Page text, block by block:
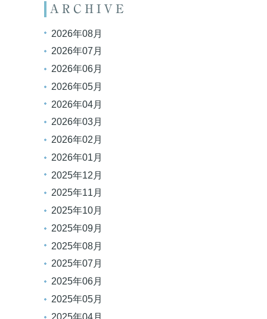
ARCHIVE
2026年08月
2026年07月
2026年06月
2026年05月
2026年04月
2026年03月
2026年02月
2026年01月
2025年12月
2025年11月
2025年10月
2025年09月
2025年08月
2025年07月
2025年06月
2025年05月
2025年04月